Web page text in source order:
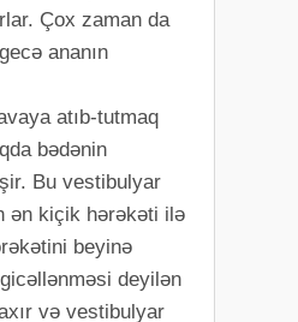
Çox zaman da
ananın
atıb-tutmaq
bədənin
Bu vestibulyar
ən kiçik hərəkəti ilə
beyinə
deyilən
və vestibulyar